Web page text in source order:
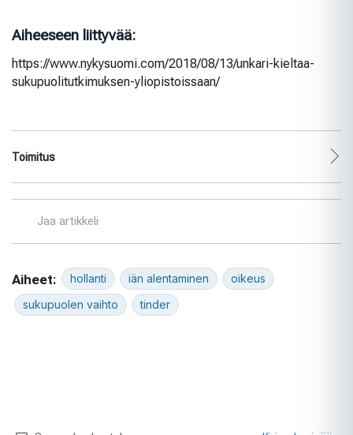
Aiheeseen liittyvää:
https://www.nykysuomi.com/2018/08/13/unkari-kieltaa-
sukupuolitutkimuksen-yliopistoissaan/
Toimitus
Jaa artikkeli
Aiheet: hollanti iän alentaminen
oikeus
sukupuolen vaihto
tinder